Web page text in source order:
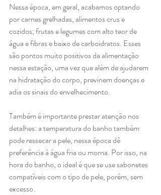
Nessa época, em geral, acabamos optando
por carnes grelhadas, alimentos crus e
cozidos; frutas e legumes com alto teor de
água e fibras e baixo de carboidratos. Esses
são pontos muito positivos da alimentação
nessa estação, uma vez que além de ajudarem
na hidratação do corpo, previnem doenças e
adia os sinais do envelhecimento.
Também é importante prestar atenção nos
detalhes: a temperatura do banho também
pode ressecar a pele, nessa época dê
preferência à água fria ou morna. Por isso, na
hora do banho, o ideal é que se use sabonetes
compatíveis com o tipo de pele, porém, sem
excesso.